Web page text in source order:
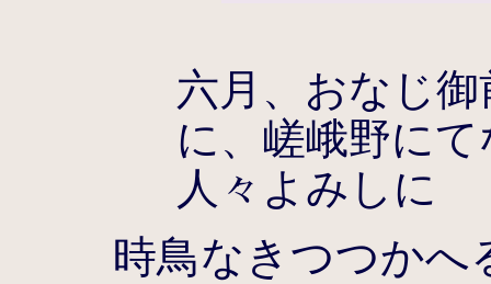
六月、おなじ
に、嵯峨野に
人々よみしに
時鳥なきつつかへ